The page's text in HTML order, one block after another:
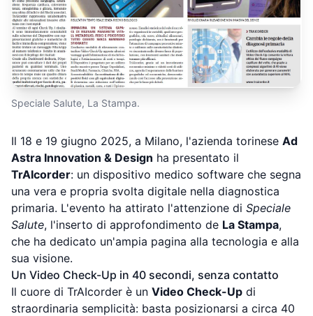
Speciale Salute, La Stampa.
Il 18 e 19 giugno 2025, a Milano, l'azienda torinese Ad
Astra Innovation & Design ha presentato il
TrAIcorder: un dispositivo medico software che segna
una vera e propria svolta digitale nella diagnostica
primaria. L'evento ha attirato l'attenzione di Speciale
Salute, l'inserto di approfondimento de La Stampa,
che ha dedicato un'ampia pagina alla tecnologia e alla
sua visione.
Un Video Check-Up in 40 secondi, senza contatto
Il cuore di TrAIcorder è un Video Check-Up di
straordinaria semplicità: basta posizionarsi a circa 40